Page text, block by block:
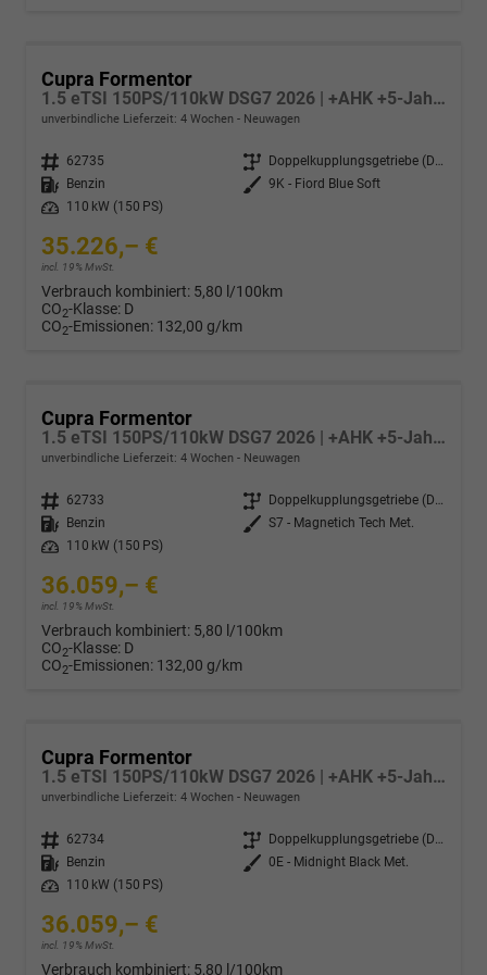
Cupra Formentor
1.5 eTSI 150PS/110kW DSG7 2026 | +AHK +5-Jahre Erw. Garantie +NAVI +UPGRADE-Paket
unverbindliche Lieferzeit: 4 Wochen Neuwagen
Fahrzeugnr. 62735 Getriebe
Doppelkupplungsgetriebe (DSG)
Kraftstoff
Benzin Außenfarbe 9K - Fiord Blue Soft
Leistung
110 kW (150 PS)
35.226,– €
incl. 19% MwSt.
Verbrauch kombiniert: 5,80 l/100km
CO2-Klasse: D
CO2-Emissionen: 132,00 g/km
Cupra Formentor
1.5 eTSI 150PS/110kW DSG7 2026 | +AHK +5-Jahre Erw. Garantie +NAVI +UPGRADE-Paket
unverbindliche Lieferzeit: 4 Wochen Neuwagen
Fahrzeugnr. 62733 Getriebe
Doppelkupplungsgetriebe (DSG)
Kraftstoff
Benzin Außenfarbe S7 - Magnetich Tech Met.
Leistung
110 kW (150 PS)
36.059,– €
incl. 19% MwSt.
Verbrauch kombiniert: 5,80 l/100km
CO2-Klasse: D
CO2-Emissionen: 132,00 g/km
Cupra Formentor
1.5 eTSI 150PS/110kW DSG7 2026 | +AHK +5-Jahre Erw. Garantie +NAVI +UPGRADE-Paket
unverbindliche Lieferzeit: 4 Wochen Neuwagen
Fahrzeugnr. 62734 Getriebe
Doppelkupplungsgetriebe (DSG)
Kraftstoff
Benzin Außenfarbe 0E - Midnight Black Met.
Leistung
110 kW (150 PS)
36.059,– €
incl. 19% MwSt.
Verbrauch kombiniert: 5,80 l/100km